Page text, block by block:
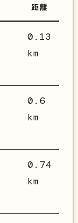
距離
0.13
km
0.6
km
0.74
km